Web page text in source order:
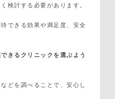
検討する必要があります。
できる効果や満足度、安全
きるクリニックを選ぶよう
どを調べることで、安心し